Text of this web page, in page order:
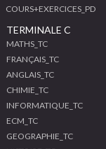
COURS+EXERCICES_PD
TERMINALE C
MATHS_TC
FRANÇAIS_TC
ANGLAIS_TC
CHIMIE_TC
INFORMATIQUE_TC
ECM_TC
GEOGRAPHIE_TC